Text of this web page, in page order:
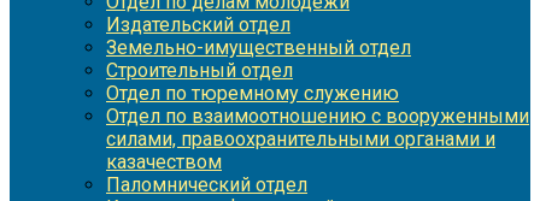
Издательский отдел
Земельно-имущественный отдел
Строительный отдел
Отдел по тюремному служению
Отдел по взаимоотношению с вооруженными
силами, правоохранительными органами и
казачеством
Паломнический отдел